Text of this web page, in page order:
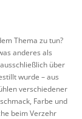
Thema zu tun?
anderes als
über
wurde – aus
verschiedener
Farbe und
beim Verzehr